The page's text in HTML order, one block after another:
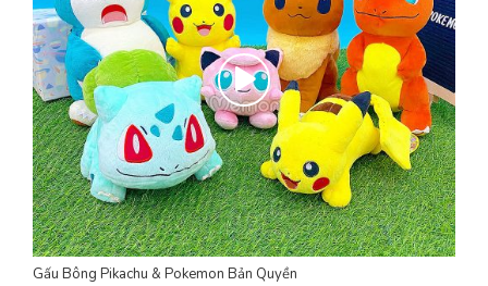
Gấu Bông Pikachu & Pokemon Bản Quyền